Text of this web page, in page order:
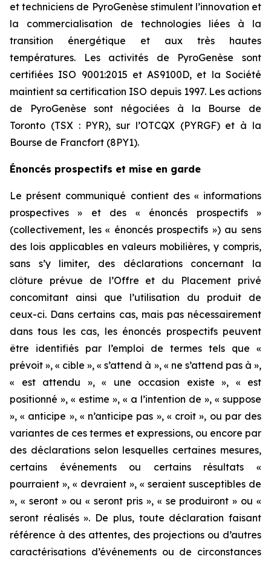
et techniciens de PyroGenèse stimulent l’innovation et
la commercialisation de technologies liées à la
transition énergétique et aux très hautes
températures. Les activités de PyroGenèse sont
certifiées ISO 9001:2015 et AS9100D, et la Société
maintient sa certification ISO depuis 1997. Les actions
de PyroGenèse sont négociées à la Bourse de
Toronto (TSX : PYR), sur l’OTCQX (PYRGF) et à la
Bourse de Francfort (8PY1).
Énoncés prospectifs et mise en garde
Le présent communiqué contient des « informations
prospectives » et des « énoncés prospectifs »
(collectivement, les « énoncés prospectifs ») au sens
des lois applicables en valeurs mobilières, y compris,
sans s’y limiter, des déclarations concernant la
clôture prévue de l’Offre et du Placement privé
concomitant ainsi que l’utilisation du produit de
ceux-ci. Dans certains cas, mais pas nécessairement
dans tous les cas, les énoncés prospectifs peuvent
être identifiés par l’emploi de termes tels que «
prévoit », « cible », « s’attend à », « ne s’attend pas à »,
« est attendu », « une occasion existe », « est
positionné », « estime », « a l’intention de », « suppose
», « anticipe », « n’anticipe pas », « croit », ou par des
variantes de ces termes et expressions, ou encore par
des déclarations selon lesquelles certaines mesures,
certains événements ou certains résultats «
pourraient », « devraient », « seraient susceptibles de
», « seront » ou « seront pris », « se produiront » ou «
seront réalisés ». De plus, toute déclaration faisant
référence à des attentes, des projections ou d’autres
caractérisations d’événements ou de circonstances